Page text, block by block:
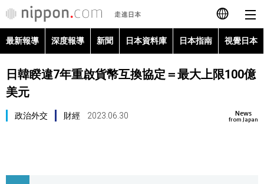
日本語
English
最新報導
最新報導 深度報導 新聞 日本資料庫 日本指南 視覺日本
日韓睽違7年重啟貨幣互換協定＝最大上限100億
美元
News
from Japan
政治外交 財經 2023.06.30